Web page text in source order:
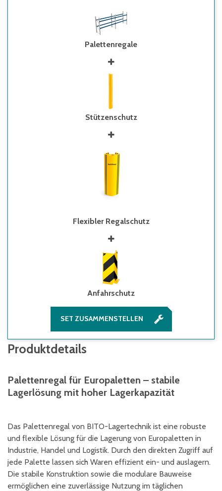
Palettenregale
Stützenschutz
Flexibler Regalschutz
Anfahrschutz
SET ZUSAMMENSTELLEN
Produktdetails
Palettenregal für Europaletten – stabile
Lagerlösung mit hoher Lagerkapazität
Das Palettenregal von BITO-Lagertechnik ist eine robuste
und flexible Lösung für die Lagerung von Europaletten in
Industrie, Handel und Logistik. Durch den direkten Zugriff auf
jede Palette lassen sich Waren effizient ein- und auslagern.
Die stabile Konstruktion sowie die modulare Bauweise
ermöglichen eine zuverlässige Nutzung im täglichen